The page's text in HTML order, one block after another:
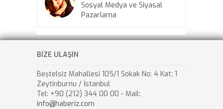
Sosyal Medya ve Siyasal
Pazarlama
BİZE ULAŞIN
Beştelsiz Mahallesi 105/1 Sokak No: 4 Kat: 1
Zeytinburnu / İstanbul
Tel: +90 (212) 344 00 00 - Mail:
info@haberiz.com